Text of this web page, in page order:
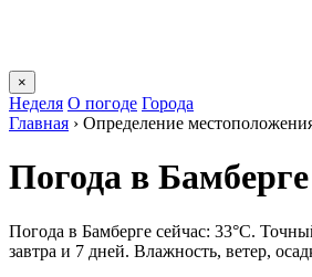
×
Неделя О погоде Города
Главная › Определение
Погода в
Погода в Бамберге сейчас: 33°C.
завтра и 7 дней. Влажность, ветер,